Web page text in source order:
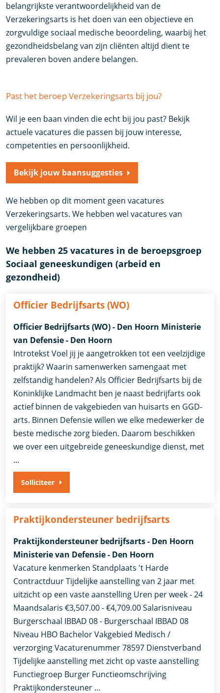
belangrijkste verantwoordelijkheid van de
Verzekeringsarts is het doen van een objectieve en
zorgvuldige sociaal medische beoordeling, waarbij het
gezondheidsbelang van zijn cliënten altijd dient te
prevaleren boven andere belangen.
Past het beroep Verzekeringsarts bij jou?
Wil je een baan vinden die echt bij jou past? Bekijk
actuele vacatures die passen bij jouw interesse,
competenties en persoonlijkheid.
Bekijk jouw baansuggesties
We hebben op dit moment geen vacatures
Verzekeringsarts. We hebben wel vacatures van
vergelijkbare groepen
We hebben 25 vacatures in de beroepsgroep
Sociaal geneeskundigen (arbeid en
gezondheid)
Officier Bedrijfsarts (WO)
Officier Bedrijfsarts (WO) - Den Hoorn Ministerie
van Defensie - Den Hoorn
Introtekst Voel jij je aangetrokken tot een veelzijdige
praktijk? Waarin samenwerken samengaat met
zelfstandig handelen? Als Officier Bedrijfsarts bij de
Koninklijke Landmacht ben je naast bedrijfarts ook
actief binnen de vakgebieden van huisarts en GGD-
arts. Binnen Defensie willen we elke medewerker de
beste medische zorg bieden. Daarom beschikken
we over een uitgebreide geneeskundige dienst, met
…
Solliciteer
Praktijkondersteuner bedrijfsarts
Praktijkondersteuner bedrijfsarts - Den Hoorn
Ministerie van Defensie - Den Hoorn
Vacature kenmerken Standplaats 't Harde
Contractduur Tijdelijke aanstelling van 2 jaar met
uitzicht op een vaste aanstelling Uren per week - 24
Maandsalaris €3,507.00 - €4,709.00 Salarisniveau
Burgerschaal IBBAD 08 - Burgerschaal IBBAD 08
Niveau HBO Bachelor Vakgebied Medisch /
verzorging Vacaturenummer 78597 Dienstverband
Tijdelijke aanstelling met zicht op vaste aanstelling​​
Functiegroep Burger​ Functieomschrijving
Praktijkondersteuner …